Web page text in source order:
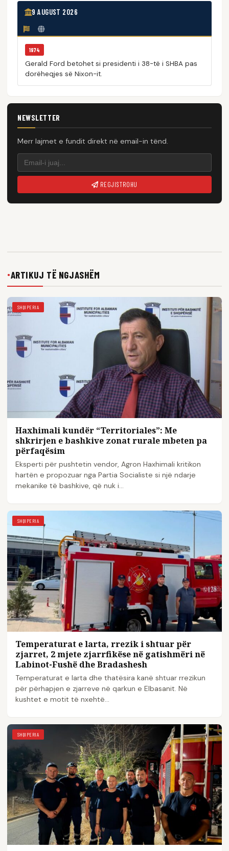
9 AUGUST 2026
1974
Gerald Ford betohet si presidenti i 38-të i SHBA pas
dorëheqjes së Nixon-it.
NEWSLETTER
Merr lajmet e fundit direkt në email-in tënd.
REGJISTROHU
●ARTIKUJ TË NGJASHËM
SHQIPERIA
Haxhimali kundër “Territoriales”: Me
shkrirjen e bashkive zonat rurale mbeten pa
përfaqësim
Eksperti për pushtetin vendor, Agron Haxhimali kritikon
hartën e propozuar nga Partia Socialiste si një ndarje
mekanike të bashkive, që nuk i…
SHQIPERIA
Temperaturat e larta, rrezik i shtuar për
zjarret, 2 mjete zjarrfikëse në gatishmëri në
Labinot-Fushë dhe Bradashesh
Temperaturat e larta dhe thatësira kanë shtuar rrezikun
për përhapjen e zjarreve në qarkun e Elbasanit. Në
kushtet e motit të nxehtë…
SHQIPERIA